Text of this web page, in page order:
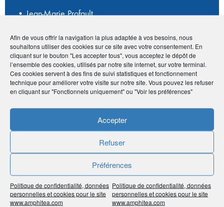
Afin de vous offrir la navigation la plus adaptée à vos besoins, nous
souhaitons utiliser des cookies sur ce site avec votre consentement. En
cliquant sur le bouton "Les accepter tous", vous acceptez le dépôt de
l’ensemble des cookies, utilisés par notre site internet, sur votre terminal.
Ces cookies servent à des fins de suivi statistiques et fonctionnement
technique pour améliorer votre visite sur notre site. Vous pouvez les refuser
en cliquant sur "Fonctionnels uniquement" ou "Voir les préférences"
Accepter
Refuser
Préférences
Politique de confidentialité, données
personnelles et cookies pour le site
www.amphitea.com
Politique de confidentialité, données
personnelles et cookies pour le site
www.amphitea.com
• Jean-Marie Profault
•03 88 65 89 90
•contact@cryosynergie.fr
•https://cryosynergie.fr/
Publié le :26 octobre 2020
Imprimer
Partager